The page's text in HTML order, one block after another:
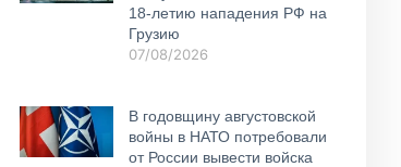
18-летию нападения РФ на
Грузию
07/08/2026
В годовщину августовской
войны в НАТО потребовали
от России вывести войска